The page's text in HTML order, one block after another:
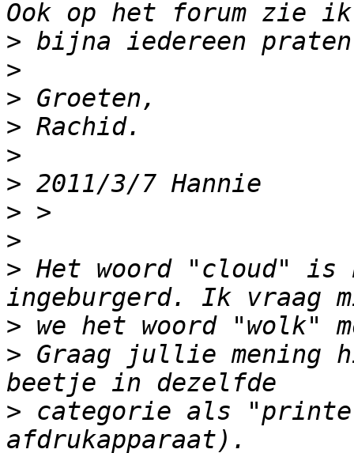
>
>
>
>
>
>
>
>
> Het woord "cloud"
>
> Graag jullie mening
> categorie als